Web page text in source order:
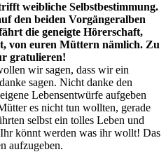
weibliche Selbstbestimmung.
den beiden Vorgängeralben
die geneigte Hörerschaft,
von euren Müttern nämlich. Zu
gratulieren!
wir sagen, dass wir ein
sagen. Nicht danke den
Lebensentwürfe aufgeben
es nicht tun wollten, gerade
selbst ein tolles Leben und
könnt werden was ihr wollt! Das
aufzugeben.